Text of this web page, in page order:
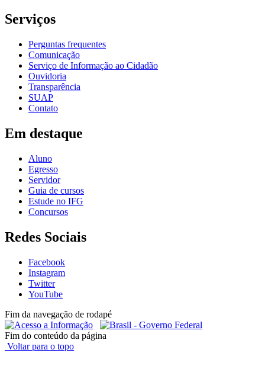
Serviços
Perguntas frequentes
Comunicação
Serviço de Informação ao Cidadão
Ouvidoria
Transparência
SUAP
Contato
Em destaque
Aluno
Egresso
Servidor
Guia de cursos
Estude no IFG
Concursos
Redes Sociais
Facebook
Instagram
Twitter
YouTube
Fim da navegação de rodapé
Fim do conteúdo da página
Voltar para o topo